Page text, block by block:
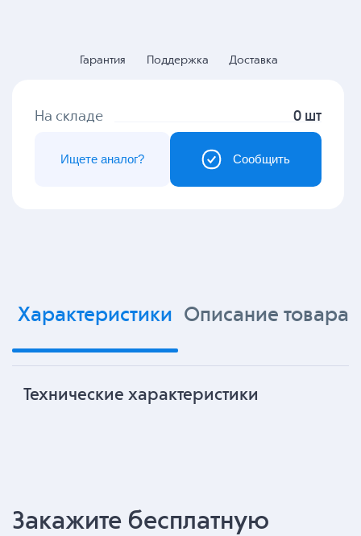
Гарантия Поддержка Доставка
На складе 0 шт
Сообщить
Ищете аналог?
Характеристики Описание товара
Технические характеристики
Закажите бесплатную